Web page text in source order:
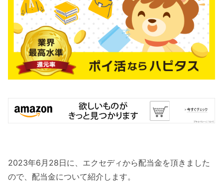
2023年6月28日に、エクセディから配当金を頂きました
ので、配当金について紹介します。